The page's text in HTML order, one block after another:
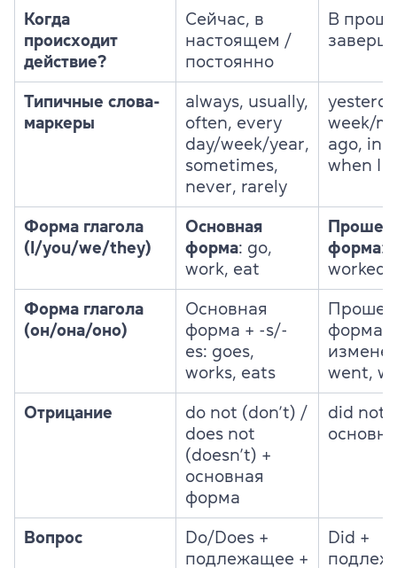
Когда
происходит
действие?
Сейчас, в
настоящем /
постоянно
В
Типичные слова-
маркеры
always, usually,
often, every
day/week/year,
sometimes,
never, rarely
week/
ago, in
when I
Форма глагола
(I/you/we/they)
Основная
форма: go,
work, eat
форма:
worked,
Форма глагола
(он/она/оно)
Основная
форма + -s/-
es: goes,
works, eats
форма
went,
Отрицание
do not (don’t) /
does not
(doesn’t) +
основная
форма
did not
Вопрос
Do/Does +
подлежащее +
Did +